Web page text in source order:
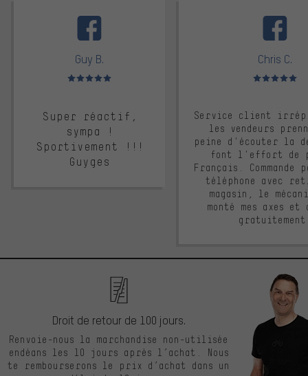
Guy B.
Note moyenne : 5 sur 5
Super réactif,
sympa !
Sportivement !!!
Guyges
Chris C.
Note moyenne :
Service client
les vendeurs
peine d'écouter la
font l'effort de
Français. Commande
téléphone avec
magasin, le
monté mes axes et
Droit de retour de 100 jours.
Renvoie-nous la marchandise non-utilisée
endéans les 10 jours après l’achat. Nous
te rembourserons le prix d’achat dans un